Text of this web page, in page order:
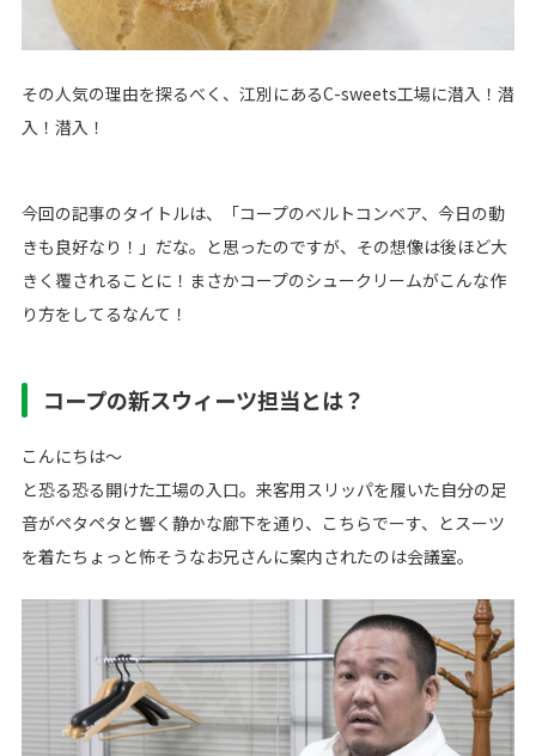
その人気の理由を探るべく、江別にあるC-sweets工場に潜入！潜
入！潜入！
今回の記事のタイトルは、「コープのベルトコンベア、今日の動
きも良好なり！」だな。と思ったのですが、その想像は後ほど大
きく覆されることに！まさかコープのシュークリームがこんな作
り方をしてるなんて！
コープの新スウィーツ担当とは？
こんにちは～
と恐る恐る開けた工場の入口。来客用スリッパを履いた自分の足
音がペタペタと響く静かな廊下を通り、こちらでーす、とスーツ
を着たちょっと怖そうなお兄さんに案内されたのは会議室。